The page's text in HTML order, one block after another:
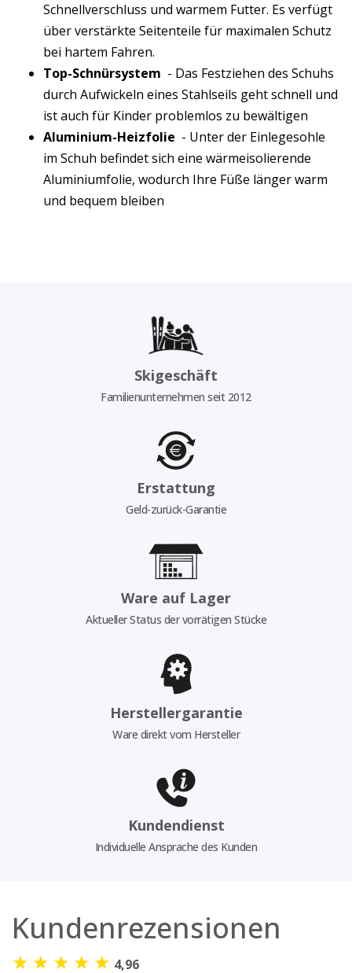
Schnellverschluss und warmem Futter. Es verfügt
über verstärkte Seitenteile für maximalen Schutz
bei hartem Fahren.
Top-Schnürsystem - Das Festziehen des Schuhs
durch Aufwickeln eines Stahlseils geht schnell und
ist auch für Kinder problemlos zu bewältigen
Aluminium-Heizfolie - Unter der Einlegesohle
im Schuh befindet sich eine wärmeisolierende
Aluminiumfolie, wodurch Ihre Füße länger warm
und bequem bleiben
Skigeschäft
Familienunternehmen seit 2012
Erstattung
Geld-zurück-Garantie
Ware auf Lager
Aktueller Status der vorrätigen Stücke
Herstellergarantie
Ware direkt vom Hersteller
Kundendienst
Individuelle Ansprache des Kunden
Kundenrezensionen
★ ★ ★ ★ ★ 4,96